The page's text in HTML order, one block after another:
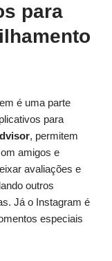
para
é uma parte
para
, permitem
amigos e
avaliações e
outros
Já o Instagram é
especiais